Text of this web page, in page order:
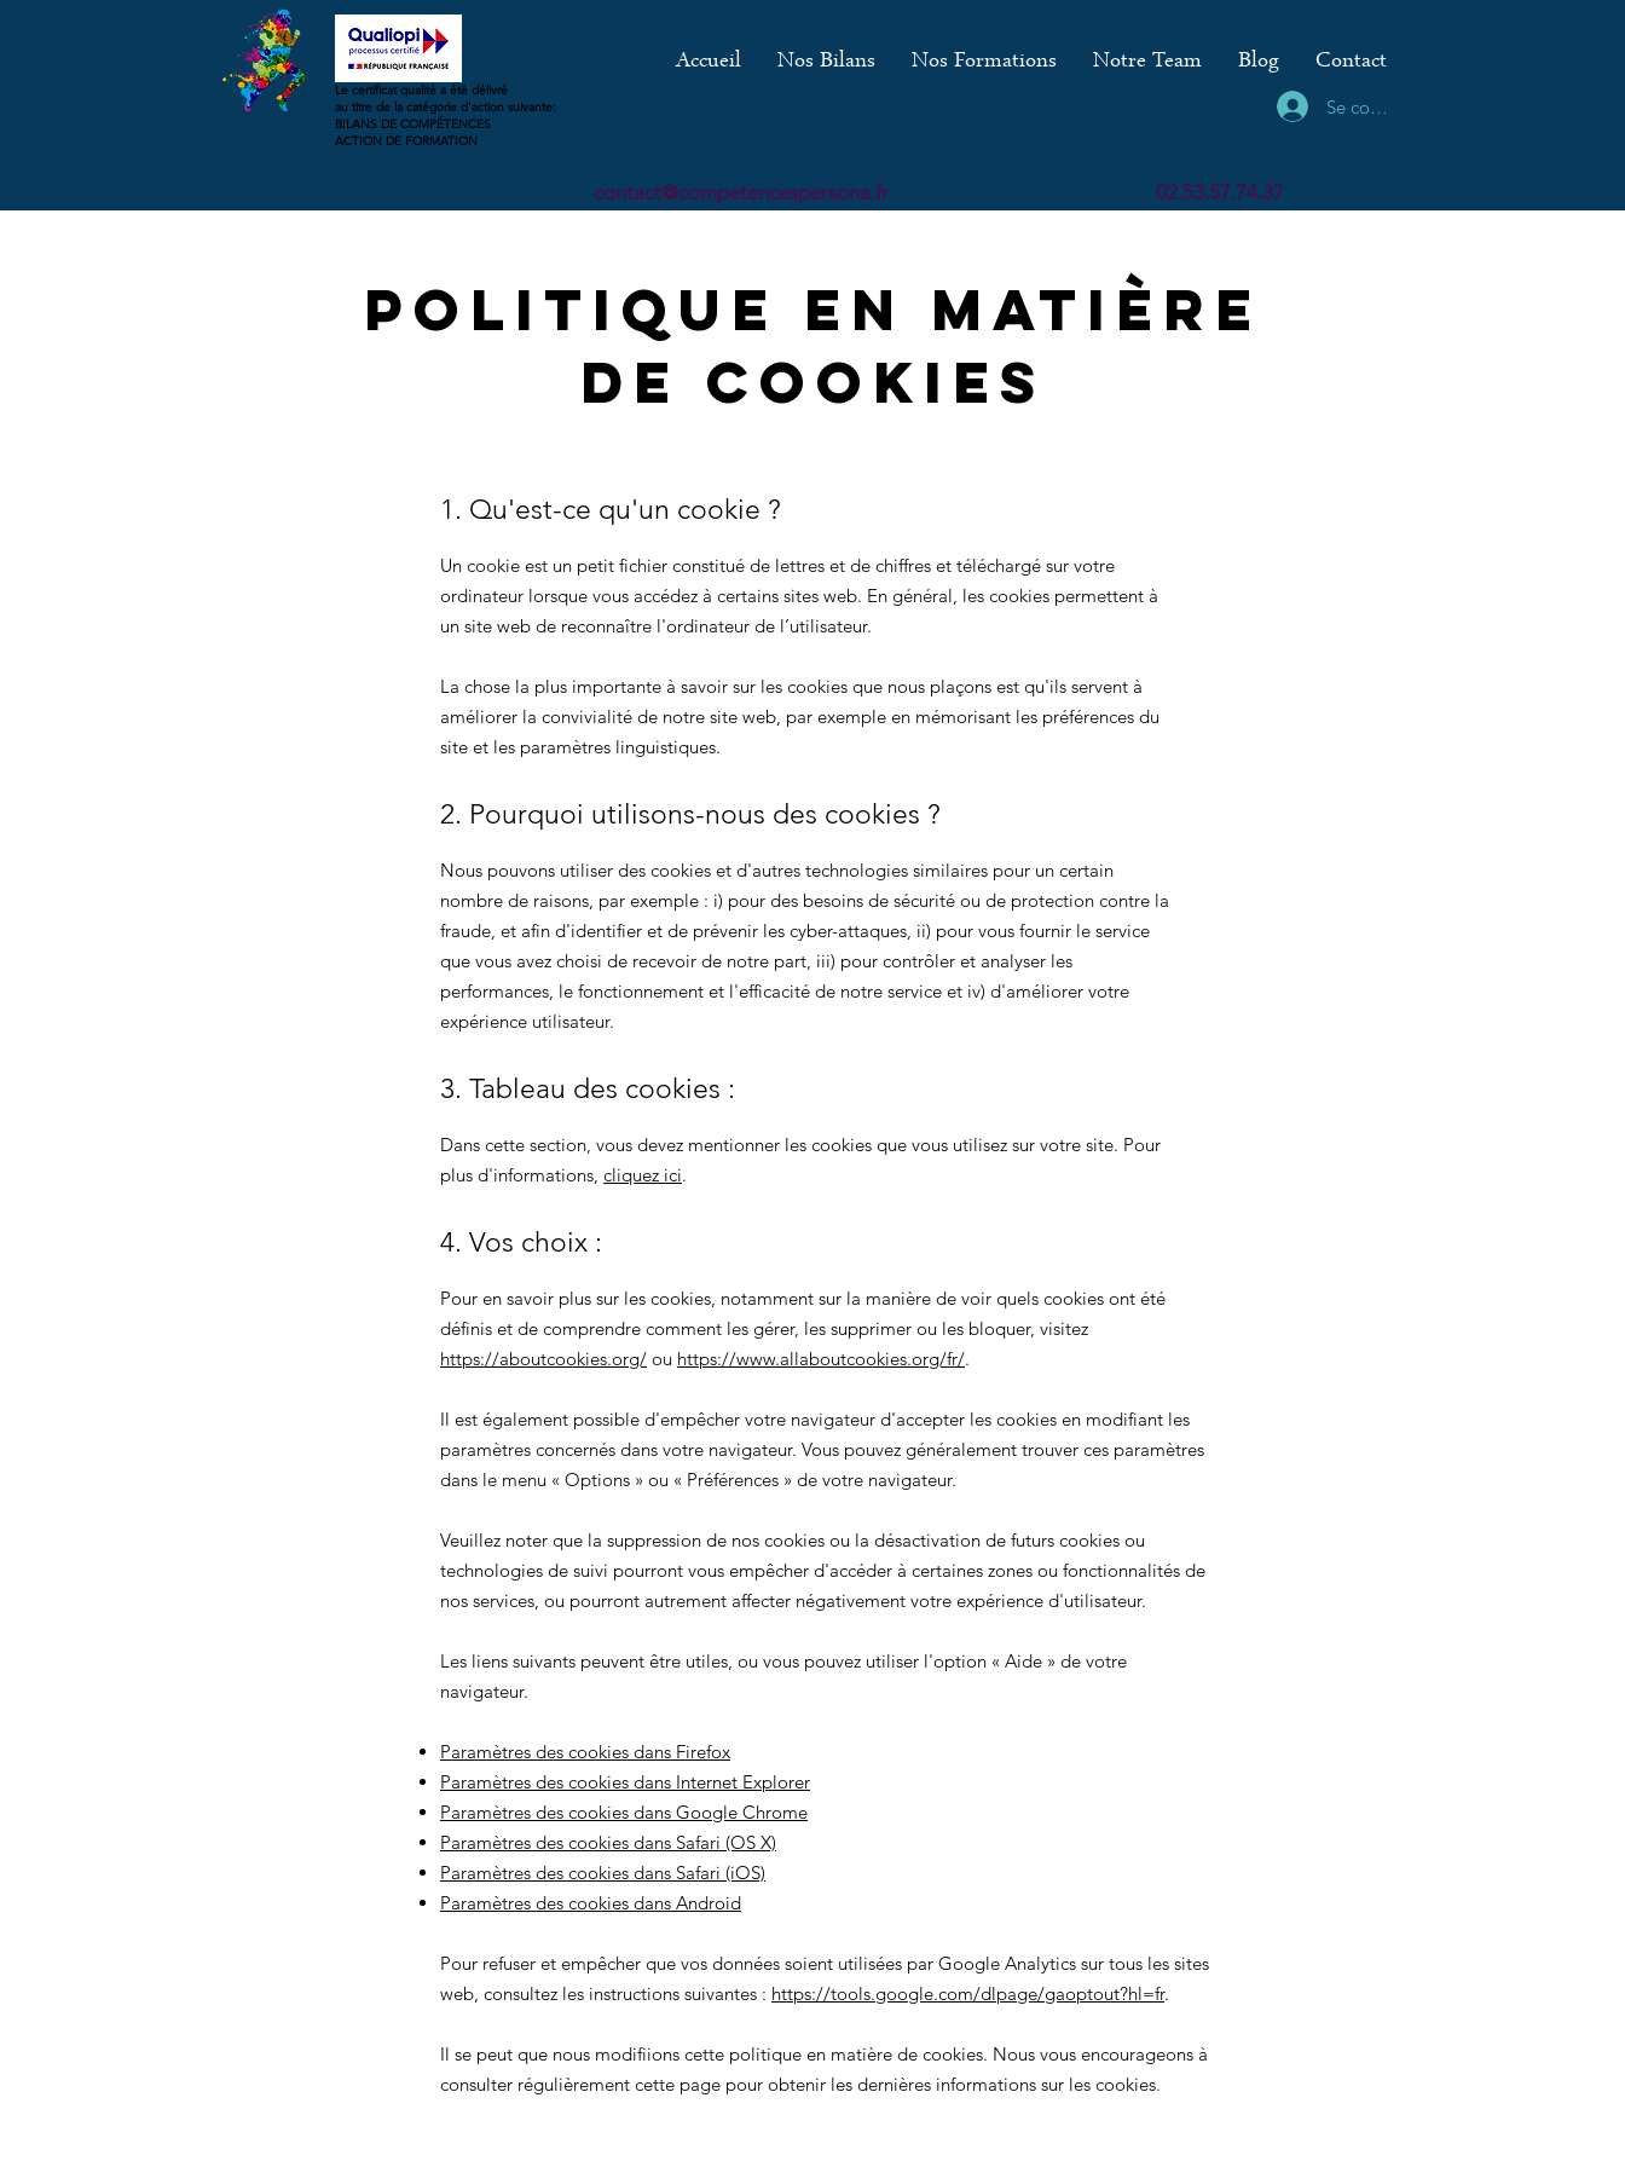
Accueil Nos Bilans Nos Formations Notre Team Blog Contact
Le certificat qualité a été délivré
au titre de la catégorie d'action suivante:
BILANS DE COMPÉTENCES
ACTION DE FORMATION
Se connecter
contact@competencespersona.fr 02.53.57.74.37
Politique en matière
de cookies
1. Qu'est-ce qu'un cookie ?
Un cookie est un petit fichier constitué de lettres et de chiffres et téléchargé sur votre
ordinateur lorsque vous accédez à certains sites web. En général, les cookies permettent à
un site web de reconnaître l'ordinateur de l’utilisateur.
La chose la plus importante à savoir sur les cookies que nous plaçons est qu'ils servent à
améliorer la convivialité de notre site web, par exemple en mémorisant les préférences du
site et les paramètres linguistiques.
2. Pourquoi utilisons-nous des cookies ?
Nous pouvons utiliser des cookies et d'autres technologies similaires pour un certain
nombre de raisons, par exemple : i) pour des besoins de sécurité ou de protection contre la
fraude, et afin d'identifier et de prévenir les cyber-attaques, ii) pour vous fournir le service
que vous avez choisi de recevoir de notre part, iii) pour contrôler et analyser les
performances, le fonctionnement et l'efficacité de notre service et iv) d'améliorer votre
expérience utilisateur.
3. Tableau des cookies :
Dans cette section, vous devez mentionner les cookies que vous utilisez sur votre site. Pour
plus d'informations, cliquez ici.
4. Vos choix :
Pour en savoir plus sur les cookies, notamment sur la manière de voir quels cookies ont été
définis et de comprendre comment les gérer, les supprimer ou les bloquer, visitez
https://aboutcookies.org/ ou https://www.allaboutcookies.org/fr/.
Il est également possible d'empêcher votre navigateur d'accepter les cookies en modifiant les
paramètres concernés dans votre navigateur. Vous pouvez généralement trouver ces paramètres
dans le menu « Options » ou « Préférences » de votre navigateur.
Veuillez noter que la suppression de nos cookies ou la désactivation de futurs cookies ou
technologies de suivi pourront vous empêcher d'accéder à certaines zones ou fonctionnalités de
nos services, ou pourront autrement affecter négativement votre expérience d'utilisateur.
Les liens suivants peuvent être utiles, ou vous pouvez utiliser l'option « Aide » de votre
navigateur.
Paramètres des cookies dans Firefox
Paramètres des cookies dans Internet Explorer
Paramètres des cookies dans Google Chrome
Paramètres des cookies dans Safari (OS X)
Paramètres des cookies dans Safari (iOS)
Paramètres des cookies dans Android
Pour refuser et empêcher que vos données soient utilisées par Google Analytics sur tous les sites
web, consultez les instructions suivantes : https://tools.google.com/dlpage/gaoptout?hl=fr.
Il se peut que nous modifiions cette politique en matière de cookies. Nous vous encourageons à
consulter régulièrement cette page pour obtenir les dernières informations sur les cookies.